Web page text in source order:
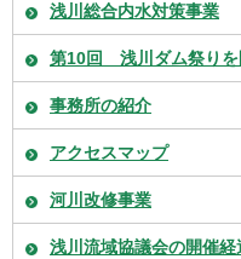
浅川総合内水対策事業
第10回 浅川ダム祭りを
事務所の紹介
アクセスマップ
河川改修事業
浅川流域協議会の開催経